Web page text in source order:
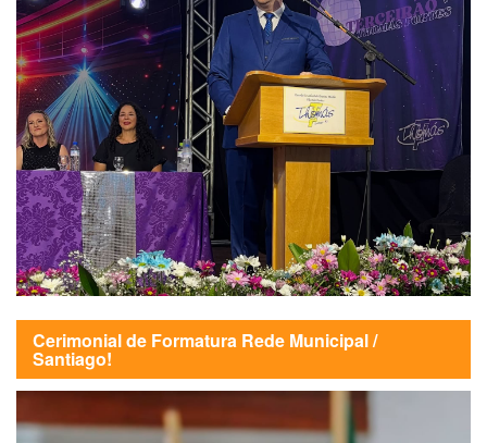
Cerimonial de Formatura Rede Municipal /
Santiago!